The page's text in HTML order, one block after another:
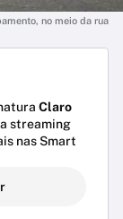
no meio da rua
Claro
streaming
nas Smart